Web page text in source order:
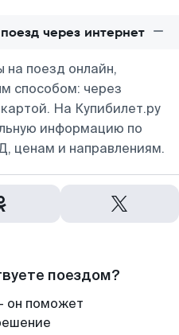
через интернет
на поезд онлайн,
способом: через
На Купибилет.ру
информацию по
ценам и направлениям.
поездом?
он поможет